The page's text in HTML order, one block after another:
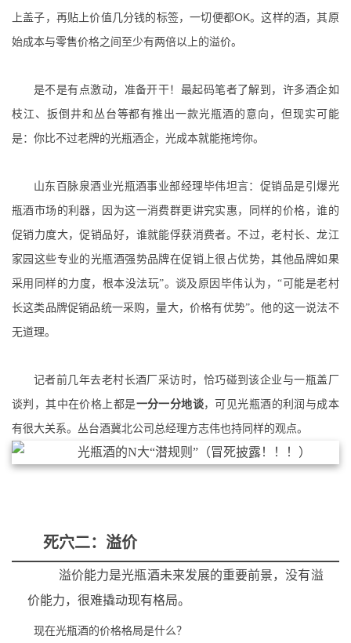
上盖子，再贴上价值几分钱的标签，一切便都OK。这样的酒，其原
始成本与零售价格之间至少有两倍以上的溢价。
是不是有点激动，准备开干！最起码笔者了解到，许多酒企如
枝江、扳倒井和丛台等都有推出一款光瓶酒的意向， 但现实可能
是：你比不过老牌的光瓶酒企，光成本就能拖垮你。
山东百脉泉酒业光瓶酒事业部经理毕伟坦言： 促销品是引爆光
瓶酒市场的利器 ，因为这一消费群更讲究实惠，同样的价格，谁的
促销力度大，促销品好，谁就能俘获消费者。不过，老村长、龙江
家园这些专业的光瓶酒强势品牌在促销上很占优势，其他品牌如果
采用同样的力度，根本没法玩”。谈及原因毕伟认为，“ 可能是老村
长这类品牌促销品统一采购，量大，价格有优势”。他的这一说法不
无道理。
记者前几年去老村长酒厂采访时，恰巧碰到该企业与一瓶盖厂
谈判，其中在价格上都是一分一分地谈，可见光瓶酒的利润与成本
有很大关系。丛台酒冀北公司总经理方志伟也持同样的观点。
死穴二：溢价
溢价能力是光瓶酒未来发展的重要前景，没有溢
价能力，很难撬动现有格局。
现在光瓶酒的价格格局是什么？